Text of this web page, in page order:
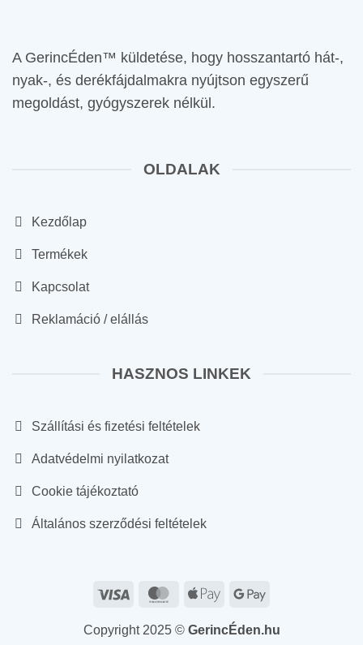
A GerincÉden™ küldetése, hogy hosszantartó hát-,
nyak-, és derékfájdalmakra nyújtson egyszerű
megoldást, gyógyszerek nélkül.
OLDALAK
Kezdőlap
Termékek
Kapcsolat
Reklamáció / elállás
HASZNOS LINKEK
Szállítási és fizetési feltételek
Adatvédelmi nyilatkozat
Cookie tájékoztató
Általános szerződési feltételek
Visa MasterCard
Apple
Google
Copyright 2025 © GerincÉden.hu